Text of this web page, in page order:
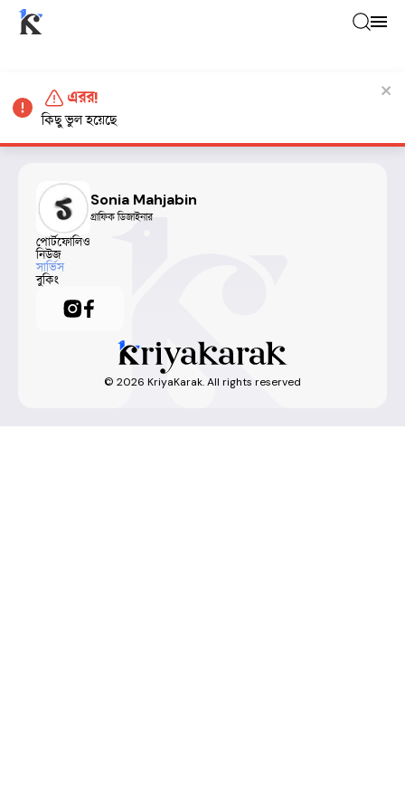
Sonia Mahjabin
গ্রাফিক ডিজাইনার
পোর্টফোলিও
নিউজ
সার্ভিস
বুকিং
© 2026 KriyaKarak. All rights reserved
এরর!
কিছু ভুল হয়েছে